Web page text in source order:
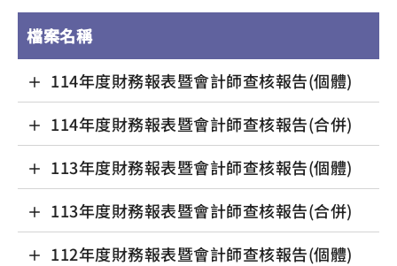
檔案名稱
114年度財務報表暨會計師查核報告(個體)
114年度財務報表暨會計師查核報告(合併)
113年度財務報表暨會計師查核報告(個體)
113年度財務報表暨會計師查核報告(合併)
112年度財務報表暨會計師查核報告(個體)